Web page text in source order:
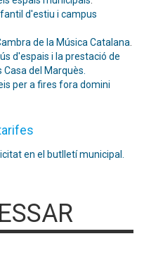
d'estiu i campus
de la Música Catalana
d'espais i la prestació de
del Marquès.
per a fires fora domini
en el butlletí municipal.